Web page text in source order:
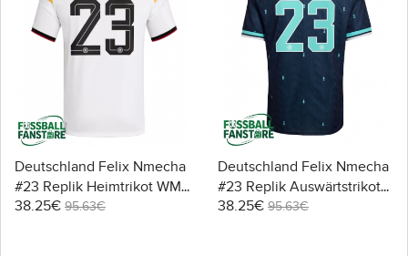
Deutschland Felix Nmecha
#23 Replik Heimtrikot WM
2026 Kurzarm
38.25€ 95.63€
Deutschland Felix Nmecha
#23 Replik Auswärtstrikot
WM 2026 Kurzarm
38.25€ 95.63€